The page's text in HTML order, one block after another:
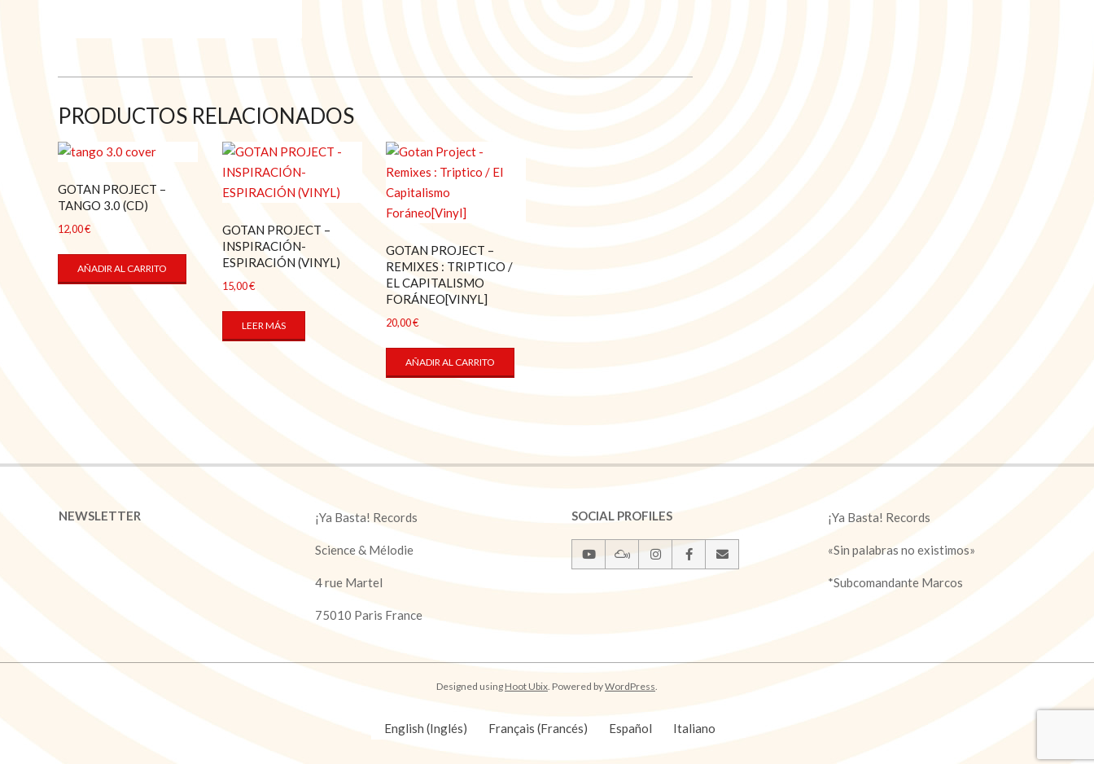
PRODUCTOS RELACIONADOS
GOTAN PROJECT –
TANGO 3.0 (CD)
12,00€
AÑADIR AL CARRITO
GOTAN PROJECT –
INSPIRACIÓN-
ESPIRACIÓN (VINYL)
15,00€
LEER MÁS
GOTAN PROJECT –
REMIXES : TRIPTICO /
EL CAPITALISMO
FORÁNEO[VINYL]
20,00€
AÑADIR AL CARRITO
NEWSLETTER ¡Ya Basta! Records
Science & Mélodie
4 rue Martel
75010 Paris France
SOCIAL PROFILES ¡Ya Basta! Records
«Sin palabras no existimos»
*Subcomandante Marcos
Designed using Hoot Ubix. Powered byWordPress.
English (Inglés) Français (Francés) Español Italiano